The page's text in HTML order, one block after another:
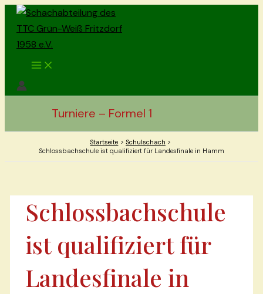
Zum
Inhalt
springen
Main
Menu
Turniere – Formel 1
Startseite
Schulschach
Schlossbachschule ist qualifiziert für Landesfinale in Hamm
Schlossbachschule
ist qualifiziert für
Landesfinale in